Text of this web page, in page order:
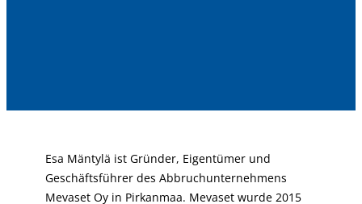
Esa Mäntylä ist Gründer, Eigentümer und
Geschäftsführer des Abbruchunternehmens
Mevaset Oy in Pirkanmaa. Mevaset wurde 2015